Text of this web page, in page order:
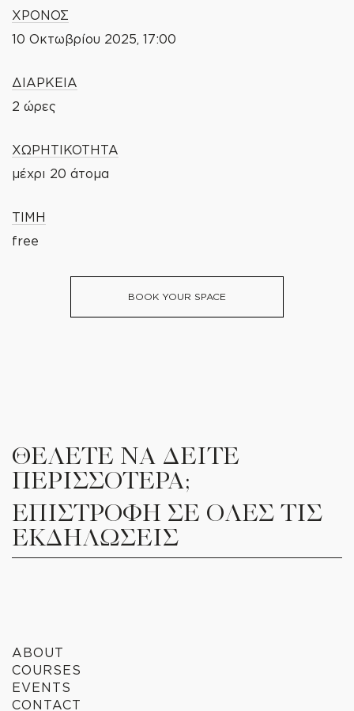
ΧΡΟΝΟΣ
10 Οκτωβρίου 2025, 17:00
ΔΙΑΡΚΕΙΑ
2 ώρες
ΧΩΡΗΤΙΚΟΤΗΤΑ
μέχρι 20 άτομα
ΤΙΜΗ
free
BOOK YOUR SPACE
ΘΕΛΕΤΕ ΝΑ ΔΕΙΤΕ
ΠΕΡΙΣΣΟΤΕΡΑ;
ΕΠΙΣΤΡΟΦΗ ΣΕ ΟΛΕΣ ΤΙΣ
ΕΚΔΗΛΩΣΕΙΣ
ABOUT
COURSES
EVENTS
CONTACT